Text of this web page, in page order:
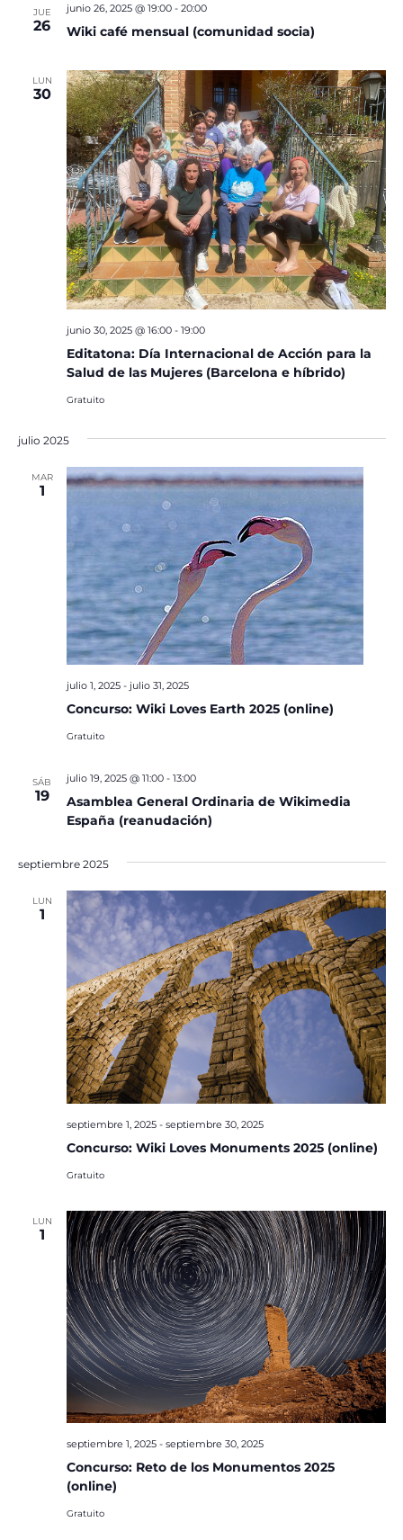
JUE
26 Wiki café mensual (comunidad socia)
junio 26, 2025 @ 19:00- 20:00
LUN
30
Editatona: Día Internacional de Acción para la
Salud de las Mujeres (Barcelona e híbrido)
junio 30, 2025 @ 16:00- 19:00
Gratuito
julio 2025
MAR
1
Concurso: Wiki Loves Earth 2025 (online)
julio 1, 2025- julio 31, 2025
Gratuito
SÁB
19
Asamblea General Ordinaria de Wikimedia
España (reanudación)
julio 19, 2025 @ 11:00- 13:00
septiembre 2025
LUN
1
Concurso: Wiki Loves Monuments 2025 (online)
septiembre 1, 2025- septiembre 30, 2025
Gratuito
LUN
1
Concurso: Reto de los Monumentos 2025
(online)
septiembre 1, 2025- septiembre 30, 2025
Gratuito